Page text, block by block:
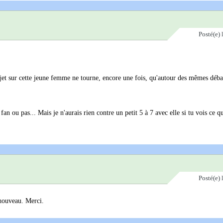
Posté(e)
cette jeune femme ne tourne, encore une fois, qu'autour des mêmes
ou pas... Mais je n'aurais rien contre un petit 5 à 7 avec elle si tu vois ce
Posté(e)
Merci.